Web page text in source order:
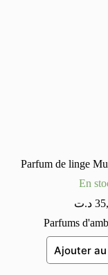
Parfum de linge
En
د.ت
Parfums
Ajouter